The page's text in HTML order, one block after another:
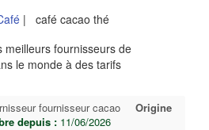
| café cacao thé
meilleurs fournisseurs de
le monde à des tarifs
fournisseur cacao
Origine
depuis : 11/06/2026